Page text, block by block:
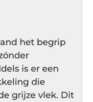
het begrip
is er een
die
grijze vlek. Dit